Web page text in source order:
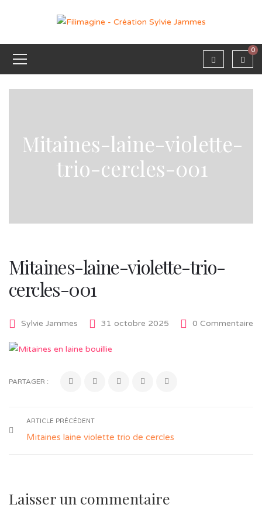
0
Mitaines-laine-violette-
trio-cercles-001
Mitaines-laine-violette-trio-
cercles-001
Sylvie Jammes 31 octobre 2025 0 Commentaire
PARTAGER :
ARTICLE PRÉCÉDENT
Mitaines laine violette trio de cercles
Laisser un commentaire